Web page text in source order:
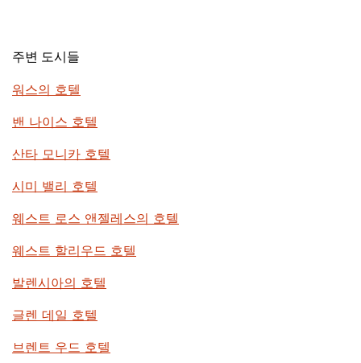
주변 도시들
워스의 호텔
밴 나이스 호텔
산타 모니카 호텔
시미 밸리 호텔
웨스트 로스 앤젤레스의 호텔
웨스트 할리우드 호텔
발렌시아의 호텔
글렌 데일 호텔
브렌트 우드 호텔